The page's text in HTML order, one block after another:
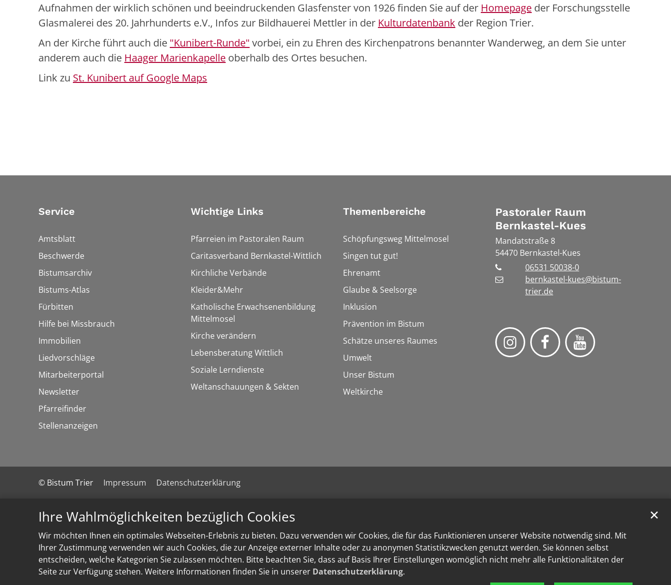
Ihre Wahlmöglichkeiten bezüglich Cookies
Wir möchten Ihnen ein optimales Webseiten-Erlebnis zu bieten. Dazu verwenden wir Cookies, die für das Funktionieren unserer Website notwendig sind. Mit
Ihrer Zustimmung verwenden wir auch Cookies, die zur Anzeige externer Inhalte oder zu anonymen Statistikzwecken genutzt werden. Sie können selbst
entscheiden, welche Kategorien Sie zulassen möchten. Bitte beachten Sie, dass auf Basis Ihrer Einstellungen womöglich nicht mehr alle Funktionalitäten der
Seite zur Verfügung stehen. Weitere Informationen finden Sie in unserer Datenschutzerklärung.
✕
Aufnahmen der wirklich schönen und beeindruckenden Glasfenster von 1926 finden Sie auf der Homepage der Forschungsstelle
Glasmalerei des 20. Jahrhunderts e.V., Infos zur Bildhauerei Mettler in der Kulturdatenbank der Region Trier.
An der Kirche führt auch die "Kunibert-Runde" vorbei, ein zu Ehren des Kirchenpatrons benannter Wanderweg, an dem Sie unter
anderem auch die Haager Marienkapelle oberhalb des Ortes besuchen.
Link zu St. Kunibert auf Google Maps
Service
Amtsblatt
Beschwerde
Bistumsarchiv
Bistums-Atlas
Fürbitten
Hilfe bei Missbrauch
Immobilien
Liedvorschläge
Mitarbeiterportal
Newsletter
Pfarreifinder
Stellenanzeigen
Wichtige Links
Pfarreien im Pastoralen Raum
Caritasverband Bernkastel-Wittlich
Kirchliche Verbände
Kleider&Mehr
Katholische Erwachsenenbildung
Mittelmosel
Kirche verändern
Lebensberatung Wittlich
Soziale Lerndienste
Weltanschauungen & Sekten
Themenbereiche
Schöpfungsweg Mittelmosel
Singen tut gut!
Ehrenamt
Glaube & Seelsorge
Inklusion
Prävention im Bistum
Schätze unseres Raumes
Umwelt
Unser Bistum
Weltkirche
Pastoraler Raum
Bernkastel-Kues
Mandatstraße 8
54470 Bernkastel-Kues
06531 50038-0
bernkastel-kues@bistum-
trier.de
© Bistum Trier Impressum Datenschutzerklärung